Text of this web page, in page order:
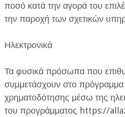
ποσό κατά την αγορά του
την παροχή των σχετικών
Ηλεκτρονικά
Τα φυσικά πρόσωπα που
συμμετάσχουν στο
χρηματοδότησης μέσω της
του προγράμματος https://